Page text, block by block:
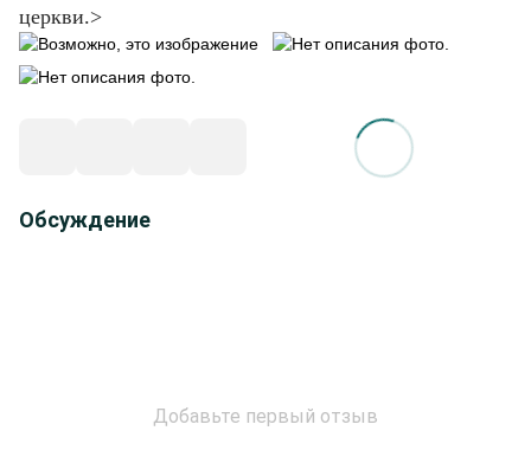
церкви.>
Обсуждение
Добавьте первый отзыв